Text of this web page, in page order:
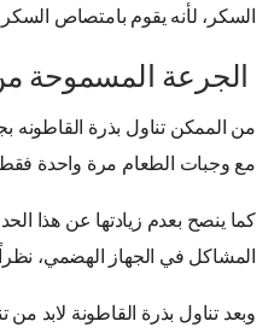
السكر، لأنه يقوم بامتصاص
الجرعة المسموحة
مع وجبات الطعام مرة واحدة
كما ينصح بعدم زيادتها عن هذا
المشاكل في الجهاز الهضمي،
وبعد تناول بذرة القاطونة لابد من